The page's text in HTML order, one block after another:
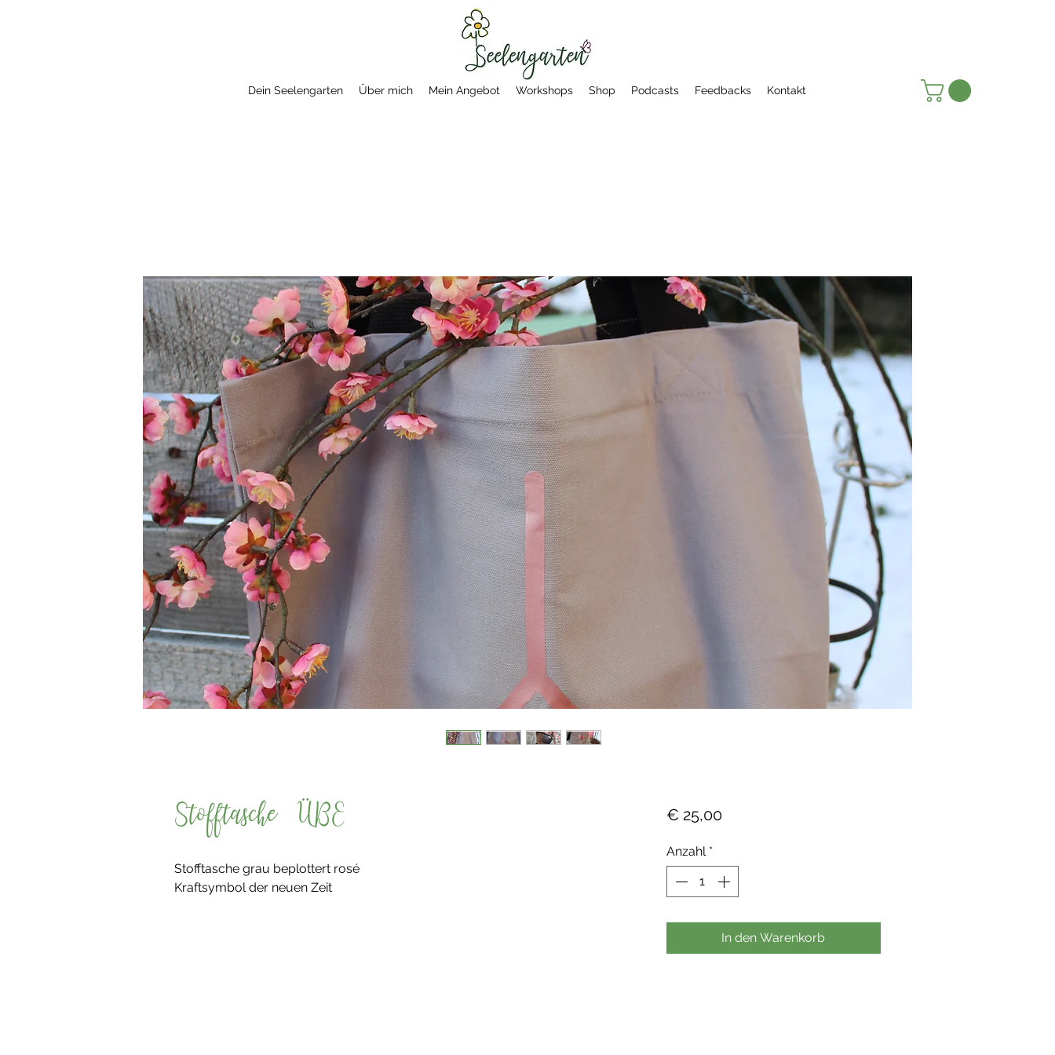
Dein Seelengarten Über mich Mein Angebot Workshops Shop Podcasts Feedbacks Kontakt
Stofftasche ÜBE
Stofftasche grau beplottert rosé
Kraftsymbol der neuen Zeit
€ 25,00Preis
Anzahl *
In den Warenkorb